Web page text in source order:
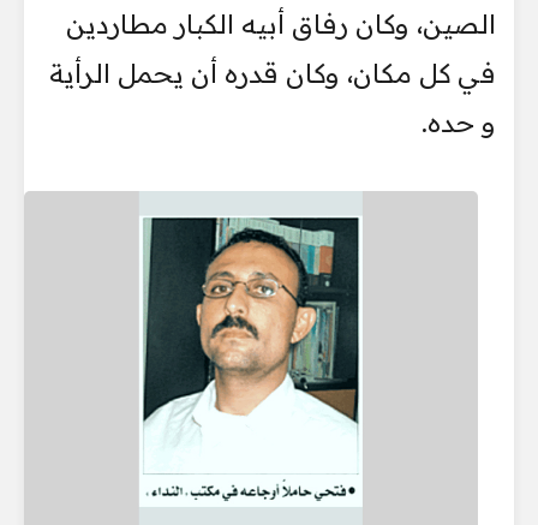
الصين، وكان رفاق أبيه الكبار مطاردين
في كل مكان، وكان قدره أن يحمل الرأية
و حده.